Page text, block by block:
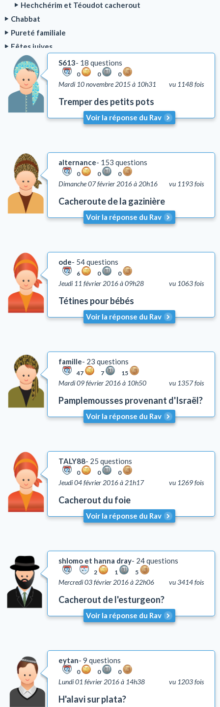
Hechchérim et Téoudot cacherout
Chabbat
Pureté familiale
Fêtes juives
Bénédictions
Rituel de la prière
Deuil
Talith et Téfilines
Mézouza
Emouna (foi en D.)
Chalom Baït
Education
Comportement
Honorer ses parents (Kiboud Av Vaèm)
Tsniout (lois de pudeur)
Yh'oud (l'isolement)
Questions liées aux problèmes d'argent
Coutumes
Autre
Lois et coutumes de la circoncision
S613 18 questions
0 0 0
vu 1148 fois
Mardi 10 novembre 2015 à 10h31
Tremper des petits pots
Voir la réponse du Rav
alternance 153 questions
0 0 0
vu 1193 fois
Dimanche 07 février 2016 à 20h16
Cacheroute de la gazinière
Voir la réponse du Rav
ode 54 questions
6 0 0
vu 1063 fois
Jeudi 11 février 2016 à 09h28
Tétines pour bébés
Voir la réponse du Rav
famille 23 questions
47 7 15
vu 1357 fois
Mardi 09 février 2016 à 10h50
Pamplemousses provenant d'Israël?
Voir la réponse du Rav
TALY88 25 questions
0 0 0
vu 1269 fois
Jeudi 04 février 2016 à 21h17
Cacherout du foie
Voir la réponse du Rav
shlomo et hanna dray 24 questions
2 1 5
vu 3414 fois
Mercredi 03 février 2016 à 22h06
Cacherout de l'esturgeon?
Voir la réponse du Rav
eytan 9 questions
0 0 0
vu 1203 fois
Lundi 01 février 2016 à 14h38
H'alavi sur plata?